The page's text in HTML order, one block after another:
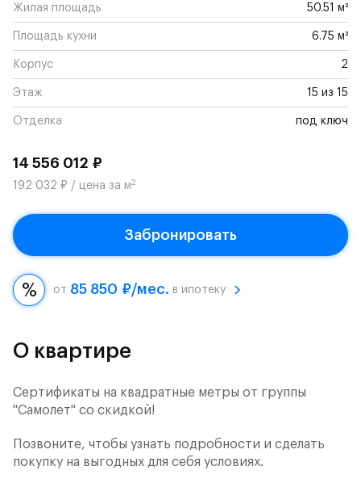
Жилая площадь 50.51 м²
Площадь кухни 6.75 м²
Корпус 2
Этаж 15 из 15
Отделка под ключ
14 556 012 ₽
192 032 ₽ / цена за м2
Забронировать
от 85 850 ₽/мес. в ипотеку
О квартире
Сертификаты на квадратные метры от группы
"Самолет" со скидкой!
Позвоните, чтобы узнать подробности и сделать
покупку на выгодных для себя условиях.